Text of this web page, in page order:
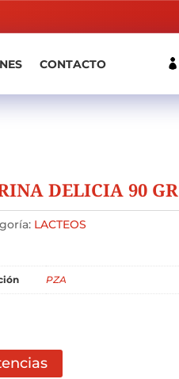
CONTACTO
DELICIA 90 GR
LACTEOS
PZA